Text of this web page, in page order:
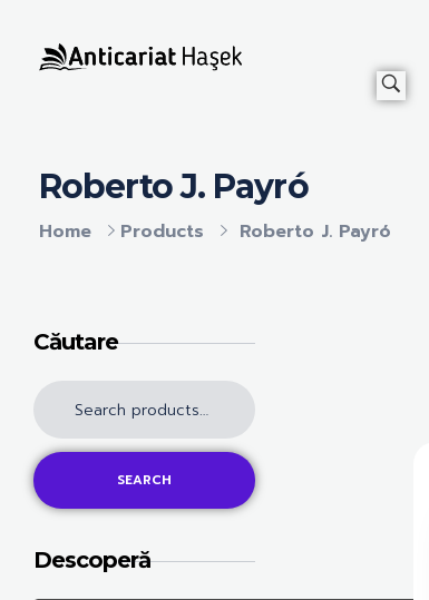
Home Products Roberto J. Payró
Roberto J. Payró
Căutare
SEARCH
Descoperă